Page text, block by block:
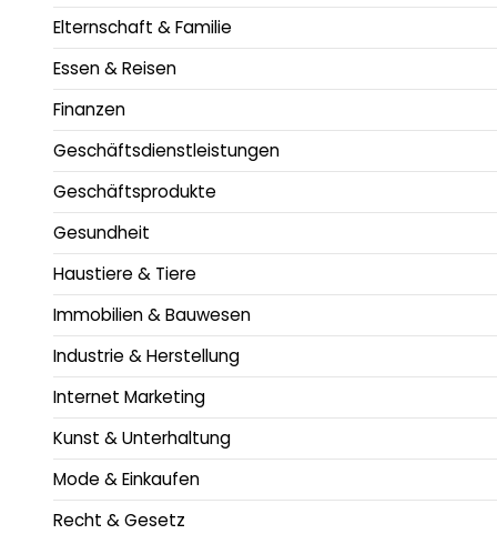
Elternschaft & Familie
Essen & Reisen
Finanzen
Geschäftsdienstleistungen
Geschäftsprodukte
Gesundheit
Haustiere & Tiere
Immobilien & Bauwesen
Industrie & Herstellung
Internet Marketing
Kunst & Unterhaltung
Mode & Einkaufen
Recht & Gesetz